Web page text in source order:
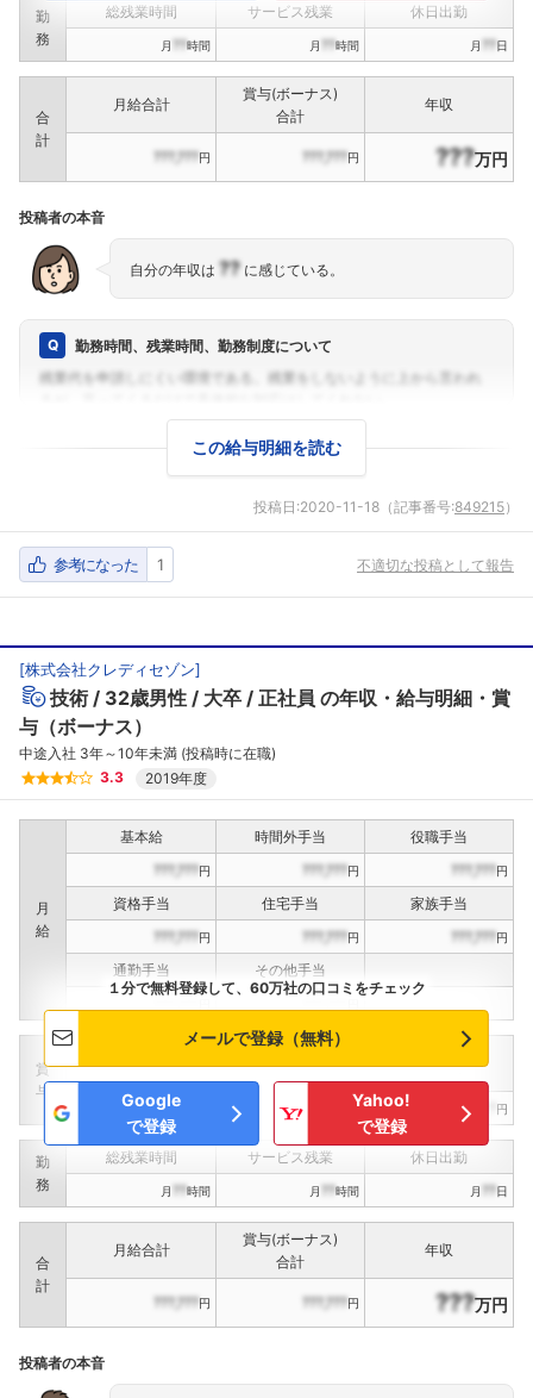
勤
務
総残業時間 サービス残業 休日出勤
月 ??時間 月 ??時間 月 ??日
合
計
月給合計
賞与(ボーナス)
合計
年収
???,???円 ???,???円 ???万円
投稿者の本音
自分の年収は ??に感じている。
勤務時間、残業時間、勤務制度について
この給与明細を読む
投稿日:2020-11-18 （記事番号:849215）
参考になった 1 不適切な投稿として報告
[株式会社クレディセゾン]
技術 32歳男性 大卒 正社員 の年収・給与明細・賞
与（ボーナス）
中途入社 3年～10年未満 (投稿時に在職)
3.3
2019年度
月
給
基本給 時間外手当
役職手当
???,???円 ???,???円 ???,???円
資格手当 住宅手当
家族手当
???,???円 ???,???円 ???,???円
通勤手当
その他手当
賞
与
インセンティブ賞与
決算賞与
???,??? ???,??? 円 ???,??? 円
勤
務
総残業時間 サービス残業 休日出勤
月 ??時間 月 ??時間 月 ??日
合
計
月給合計
賞与(ボーナス)
合計
年収
???,???円 ???,???円 ???万円
１分で無料登録して、60万社の口コミをチェック
メールで登録（無料）
Google
で登録
Yahoo!
で登録
投稿者の本音